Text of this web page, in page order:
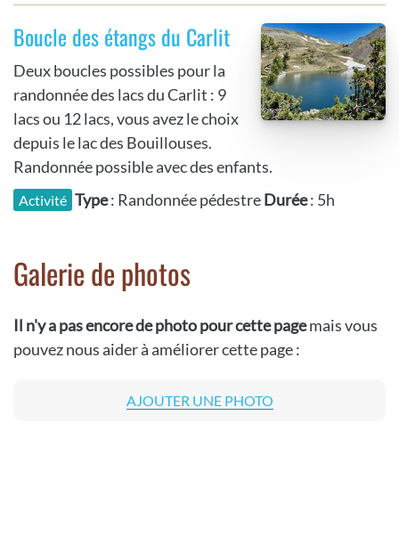
Boucle des étangs du Carlit
Deux boucles possibles pour la
randonnée des lacs du Carlit : 9
lacs ou 12 lacs, vous avez le choix
depuis le lac des Bouillouses.
Randonnée possible avec des enfants.
Activité Type: Randonnée pédestreDurée: 5h
Galerie de photos
Il n'y a pas encore de photo pour cette pagemais vous
pouvez nous aider à améliorer cette page :
AJOUTER UNE PHOTO